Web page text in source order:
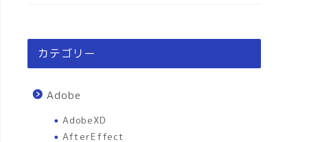
カテゴリー
Adobe
AdobeXD
AfterEffect